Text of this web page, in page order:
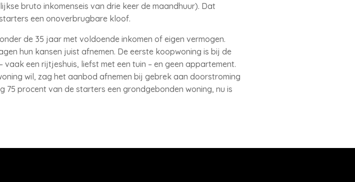
bruto inkomenseis van drie keer de maandhuur). Dat
een onoverbrugbare kloof.
de 35 jaar met voldoende inkomen of eigen vermogen.
hun kansen juist afnemen. De eerste koopwoning is bij de
een rijtjeshuis, liefst met een tuin – en geen appartement.
wil, zag het aanbod afnemen bij gebrek aan doorstroming
75 procent van de starters een grondgebonden woning, nu is